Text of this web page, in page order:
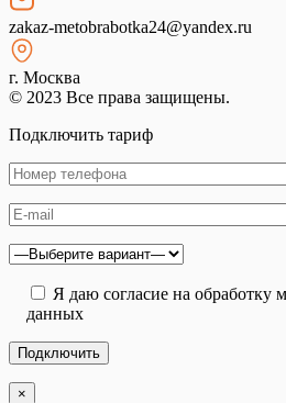
zakaz-metobrabotka24@yandex.ru
г. Москва
© 2023 Все права защищены.
Подключить тариф
Я даю согласие на обработку
данных
×